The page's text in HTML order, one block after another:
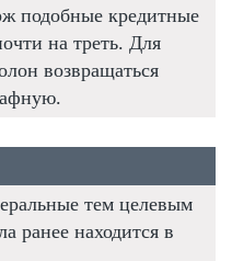
подобные кредитные
на треть. Для
возвращаться
тем целевым
ранее находится в